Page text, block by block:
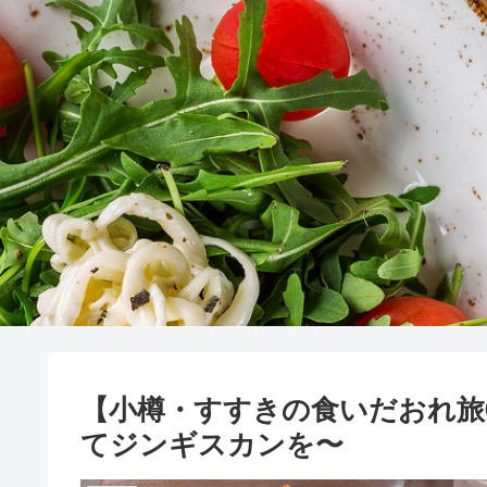
【小樽・すすきの食いだおれ
てジンギスカンを〜